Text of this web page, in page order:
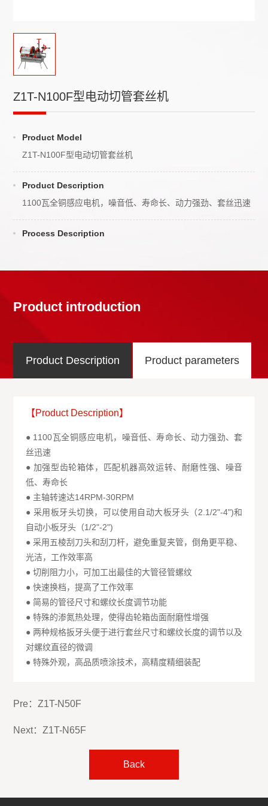
Z1T-N100F型电动切管套丝机
Product Model
Z1T-N100F型电动切管套丝机
Product Description
1100瓦全铜感应电机，噪音低、寿命长、动力强劲、套丝迅速
Process Description
Product introduction
Product Description Product parameters
【Product Description】
● 1100瓦全铜感应电机，噪音低、寿命长、动力强劲、套
丝迅速
● 加强型齿轮箱体，匹配机器高效运转、耐磨性强、噪音
低、寿命长
● 主轴转速达14RPM-30RPM
● 采用板牙头切换，可以使用自动大板牙头（2.1/2"-4")和
自动小板牙头（1/2"-2")
● 采用五棱刮刀头和刮刀杆，避免重复夹管，倒角更平稳、
光洁，工作效率高
● 切削阻力小，可加工出最佳的大管径管螺纹
● 快速换档，提高了工作效率
● 简易的管径尺寸和螺纹长度调节功能
● 特殊的渗氮热处理，使得齿轮箱齿面耐磨性增强
● 两种规格扳牙头便于进行套丝尺寸和螺纹长度的调节以及
对螺纹直径的微调
● 特殊外观，高品质喷涂技术，高精度精细装配
Pre：Z1T-N50F
Next：Z1T-N65F
Back